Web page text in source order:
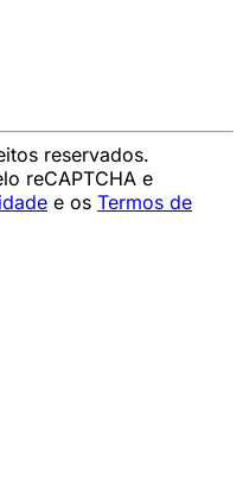
reservados.
reCAPTCHA e
e os Termos de